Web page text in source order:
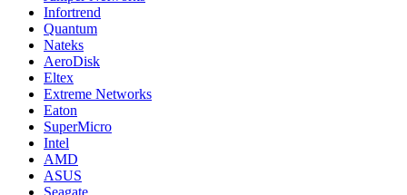
Infortrend
Quantum
Nateks
AeroDisk
Eltex
Extreme Networks
Eaton
SuperMicro
Intel
AMD
ASUS
Seagate